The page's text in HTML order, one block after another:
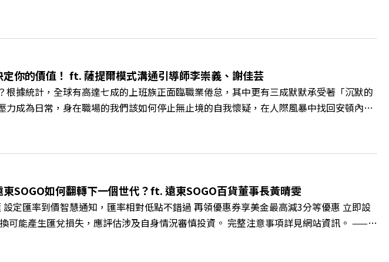
台灣執行長林宏遠，帶你解析可爾姿如何打造出兼顧健康生活與女力創業的健身新契
利店」？ 🔺運動如何落實最貼心的「女性專屬、零壓力」空間？ 🔺對抗肌少症、預防
率！為無數女性圓夢的「女力互助與微型創業平台」 主持人／遠見雜誌副社長兼遠見智
宏遠 +++++ 🫧清除腦袋的盲點，也順手理清生活的雜亂。 點開看質感養成術>>
群： LINE：https://reurl.cc/A4ELQp IG：https://bit.ly/3AjBWNV YT：
你的價值！ ft. 薩提爾模式溝通引導師李崇義、謝佳芸
據統計，全球有高達七成的上班族正面臨職業倦怠，其中更有三成默默承受著「沉默的
成為日常，身在職場的我們該如何停止無止境的自我懷疑，在人際風暴中找回安頓內心
山》作者、薩提爾模式溝通引導師李崇義與謝佳芸，教你如何看穿職場底層的應對姿
自我價值，難道只能由考績和主管來決定？ 🔺你或你的同事，正在用哪種「不一致」
困境中全身而退？ 主持人／遠見雜誌總編輯 林讓均 與談人／薩提爾模式溝通引導師、作
理清生活的雜亂。 點開看質感養成術>> https://gvmkt.pse.is/9al3px ✨關注《遠見》更
bit.ly/3AjBWNV YT：https://bit.ly/38jNi9k Powered by Firstory Hosting
SOGO如何翻轉下一個世代？ft. 遠東SOGO百貨董事長黃晴雯
定匯率到價智慧通知，匯率相對低點不錯過 再領優惠券享美金最高減3分等優惠 立即設
能產生匯兌損失，應評估涉及自身情況審慎投資。 完整注意事項詳見網站資訊。 ——
費與友善職場的變革浪潮下，傳統大流量、高耗能的百貨零售業該如何轉型突圍？ 本
，帶你解析遠東SOGO如何透過戰略布局，打造出兼顧企業獲利與社會共好的綠色零售